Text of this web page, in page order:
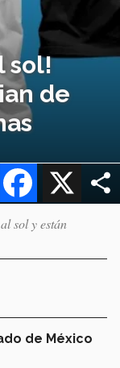
sol!
de
X
Facebook
sol y están
de México